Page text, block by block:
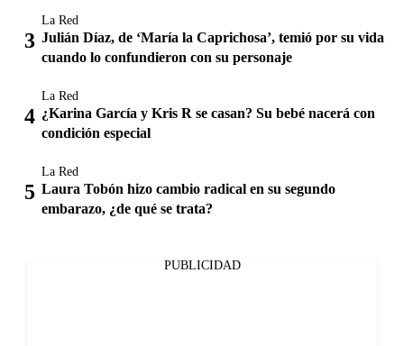
La Red
Julián Díaz, de ‘María la Caprichosa’, temió por su vida
cuando lo confundieron con su personaje
La Red
¿Karina García y Kris R se casan? Su bebé nacerá con
condición especial
La Red
Laura Tobón hizo cambio radical en su segundo
embarazo, ¿de qué se trata?
PUBLICIDAD